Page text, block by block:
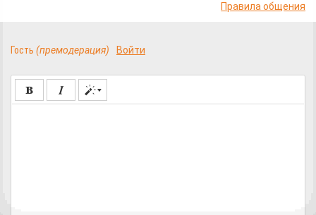
Правила общения
Гость (премодерация) Войти